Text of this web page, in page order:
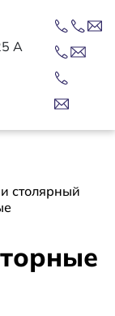
А
столярный